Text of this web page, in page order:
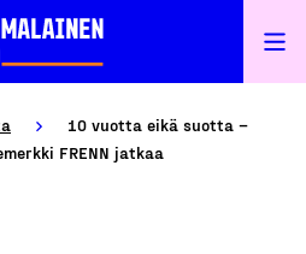
10 vuotta eikä suotta –
FRENN jatkaa